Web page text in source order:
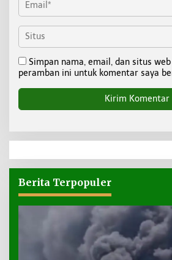
Simpan nama, email, dan situs web
peramban ini untuk komentar saya
Berita Terpopuler